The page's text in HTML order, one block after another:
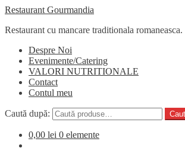
Restaurant Gourmandia
Restaurant cu mancare traditionala romaneasca.
Despre Noi
Evenimente/Catering
VALORI NUTRITIONALE
Contact
Contul meu
Caută după:
0,00 lei 0 elemente